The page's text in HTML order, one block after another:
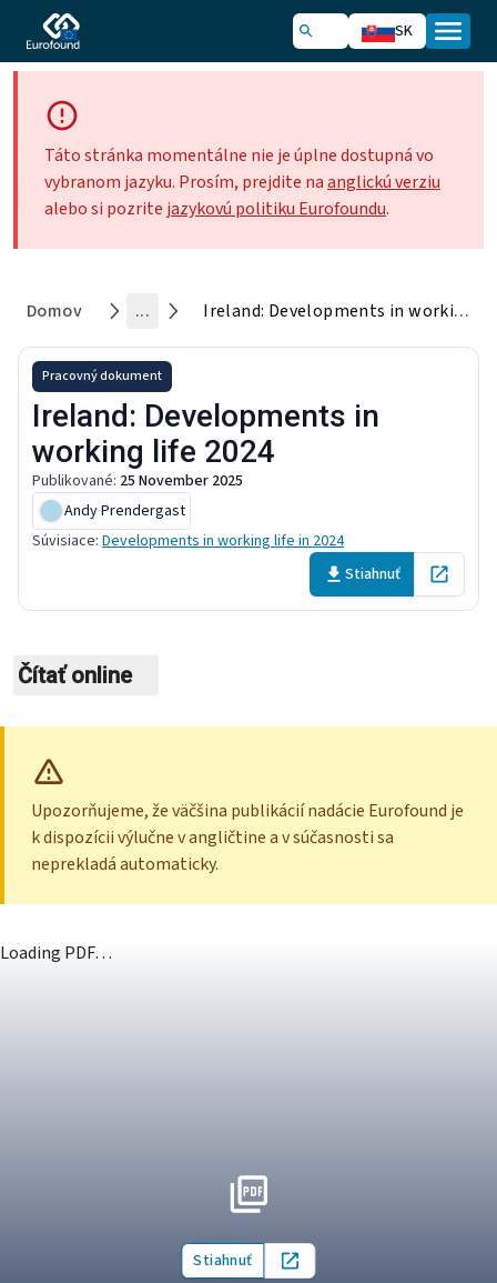
SK
Táto stránka momentálne nie je úplne dostupná vo
vybranom jazyku. Prosím, prejdite naanglickú verziu
alebo si pozrite jazykovú politiku Eurofoundu.
Domov ... Ireland: Developments in working life 2024
Pracovný dokument
Ireland: Developments in
working life 2024
Publikované: 25 November 2025
Andy Prendergast
Súvisiace: Developments in working life in 2024
Stiahnuť
Open in
Čítať online
Upozorňujeme, že väčšina publikácií nadácie Eurofound je
k dispozícii výlučne v angličtine a v súčasnosti sa
neprekladá automaticky.
Loading PDF…
Stiahnuť Open in new tab